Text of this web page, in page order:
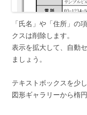
「氏名」や「住所」の
クスは削除します。
表示を拡大して、自動
ましょう。
テキストボックスを少
図形ギャラリーから楕